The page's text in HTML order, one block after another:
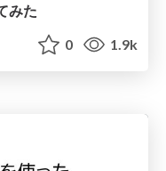
みた
0 1.9k